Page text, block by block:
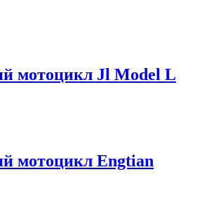
мотоцикл Jl Model L
мотоцикл Engtian